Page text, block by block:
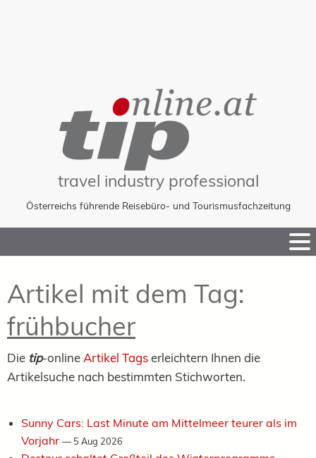
travel industry professional
Österreichs führende Reisebüro- und Tourismusfachzeitung
to
Artikel mit dem Tag:
frühbucher
Die tip-online Artikel Tagserleichtern Ihnen die
Artikelsuche nach bestimmten Stichworten.
Sunny Cars: Last Minute am Mittelmeer teurer als im
Vorjahr — 5 Aug 2026